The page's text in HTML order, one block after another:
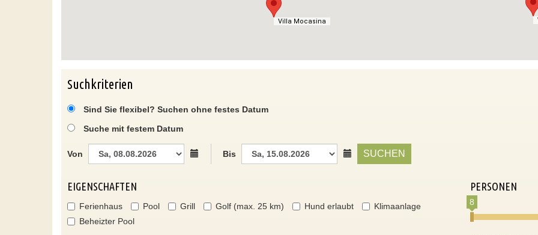
Villa Mocasina
Villa Mocasina
Suchkriterien
Sind Sie flexibel? Suchen ohne festes Datum
Suche mit festem Datum
Von Bis SUCHEN
EIGENSCHAFTEN
Ferienhaus Pool Grill Golf (max. 25 km) Hund erlaubt
Klimaanlage
Beheizter Pool
PERSONEN
8